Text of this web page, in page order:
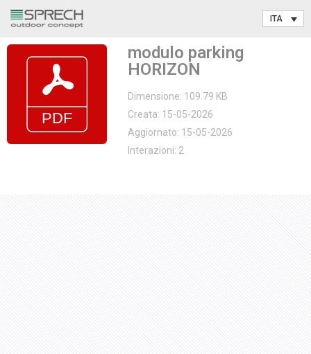
contenuto
modulo parking
HORIZON
Dimensione: 109.79 KB
Creata: 15-05-2026
Aggiornato: 15-05-2026
Interazioni: 2